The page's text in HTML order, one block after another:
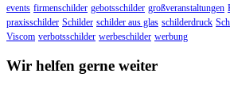
events firmenschilder gebotsschilder großveranstaltungen
praxisschilder Schilder schilder aus glas schilderdruck
Viscom verbotsschilder werbeschilder werbung
Wir helfen gerne weiter